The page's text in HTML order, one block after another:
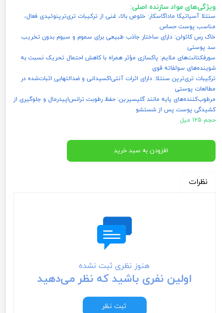
ویژگی‌های مواد سازنده اصلی:
سنتلا آسیاتیکا ماداگاسکار: خلوص بالا، غنی از ترکیبات تری‌ترپنوئیدی فعال،
مناسب پوست حساس
خاک رس کائولن: دارای ساختار جاذب طبیعی برای سموم و سبوم بدون تخریب
سد پوستی
سورفکتانت‌های ملایم: پاکسازی مؤثر همراه با کاهش احتمال تحریک نسبت به
شوینده‌های سولفاته قوی
ترکیبات تری‌ترپن سنتلا: دارای اثرات آنتی‌اکسیدانی و ضدالتهابی اثبات‌شده در
مطالعات پوستی
مرطوب‌کننده‌های پایه مانند گلیسیرین: حفظ رطوبت ترانس‌اپیدرمال و جلوگیری از
کشیدگی پوست پس از شستشو
حجم 125 میل
افزودن به سبد خرید
نظرات
هنوز نظری ثبت نشده
اولین نفری باشید که نظر می‌دهید
ثبت نظر